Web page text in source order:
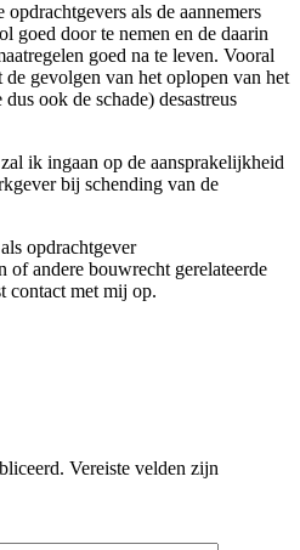
als de aannemers
goed door te nemen en de daarin
goed na te leven. Vooral
gevolgen van het oplopen van het
ook de schade) desastreus
ik ingaan op de aansprakelijkheid
bij schending van de
opdrachtgever
of andere bouwrecht gerelateerde
contact met mij op.
Vereiste velden zijn